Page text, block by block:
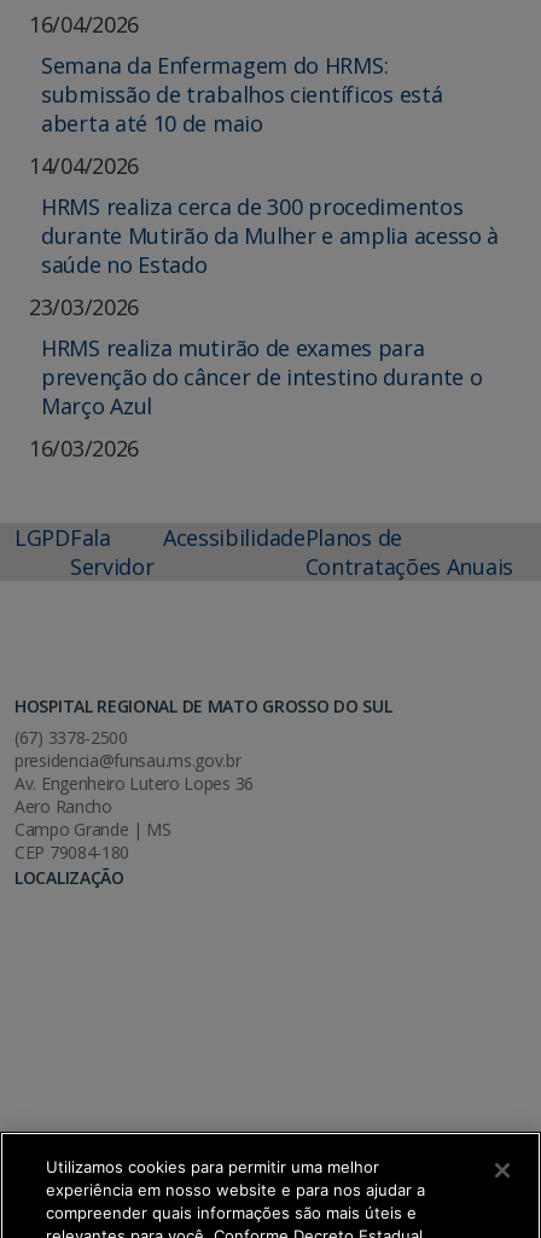
16/04/2026
Semana da Enfermagem do HRMS:
submissão de trabalhos científicos está
aberta até 10 de maio
14/04/2026
HRMS realiza cerca de 300 procedimentos
durante Mutirão da Mulher e amplia acesso à
saúde no Estado
23/03/2026
HRMS realiza mutirão de exames para
prevenção do câncer de intestino durante o
Março Azul
16/03/2026
LGPDFala
Servidor
AcessibilidadePlanos de
Contratações Anuais
HOSPITAL REGIONAL DE MATO GROSSO DO SUL
(67) 3378-2500
presidencia@funsau.ms.gov.br
Av. Engenheiro Lutero Lopes 36
Aero Rancho
Campo Grande | MS
CEP 79084-180
LOCALIZAÇÃO
Utilizamos cookies para permitir uma melhor
experiência em nosso website e para nos ajudar a
compreender quais informações são mais úteis e